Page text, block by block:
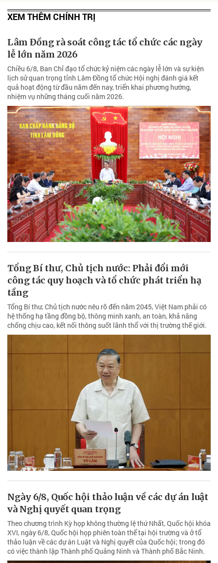
XEM THÊM CHÍNH TRỊ
Lâm Đồng rà soát công tác tổ chức các ngày
lễ lớn năm 2026
Chiều 6/8, Ban Chỉ đạo tổ chức kỷ niệm các ngày lễ lớn và sự kiện
lịch sử quan trọng tỉnh Lâm Đồng tổ chức Hội nghị đánh giá kết
quả hoạt động từ đầu năm đến nay, triển khai phương hướng,
nhiệm vụ những tháng cuối năm 2026.
Tổng Bí thư, Chủ tịch nước: Phải đổi mới
công tác quy hoạch và tổ chức phát triển hạ
tầng
Tổng Bí thư, Chủ tịch nước nêu rõ đến năm 2045, Việt Nam phải có
hệ thống hạ tầng đồng bộ, thông minh xanh, an toàn, khả năng
chống chịu cao, kết nối thông suốt lãnh thổ với thị trường thế giới.
Ngày 6/8, Quốc hội thảo luận về các dự án luật
và Nghị quyết quan trọng
Theo chương trình Kỳ họp không thường lệ thứ Nhất, Quốc hội khóa
XVI, ngày 6/8, Quốc hội họp phiên toàn thể tại hội trường và ở tổ
thảo luận về các dự án Luật và Nghị quyết của Quốc hội; trong đó
có việc thành lập Thành phố Quảng Ninh và Thành phố Bắc Ninh.